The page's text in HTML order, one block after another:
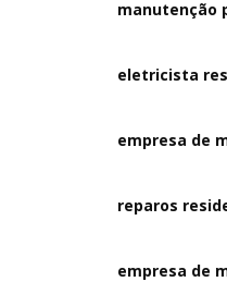
manutenção
eletricista
empresa de
reparos
empresa de